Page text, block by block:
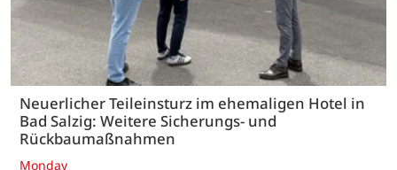
Neuerlicher Teileinsturz im ehemaligen Hotel in
Bad Salzig: Weitere Sicherungs- und
Rückbaumaßnahmen
Monday